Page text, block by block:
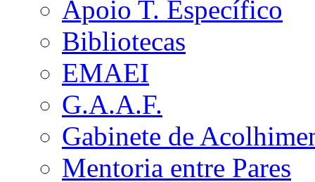
Apoio T. Específico
Bibliotecas
EMAEI
G.A.A.F.
Gabinete de
Mentoria entre Pares